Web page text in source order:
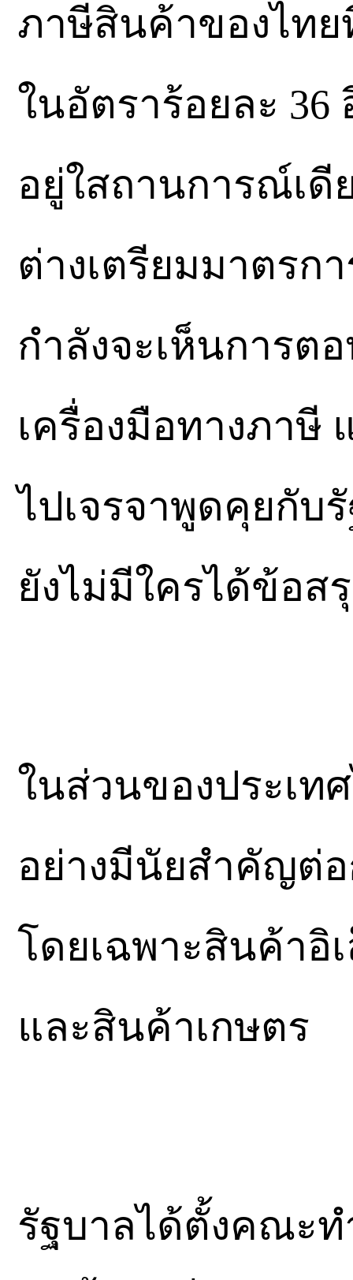
ภาษีสินค้าของไทย
ในอัตราร้อยละ 36
อยู่ใสถานการณ์เดี
ต่างเตรียมมาตรก
กำลังจะเห็นการต
เครื่องมือทางภาษี
ไปเจรจาพูดคุยกับ
ยังไม่มีใครได้ข้อส
ในส่วนของประเท
อย่างมีนัยสำคัญต่อ
โดยเฉพาะสินค้าอิ
และสินค้าเกษตร
รัฐบาลได้ตั้งคณะท